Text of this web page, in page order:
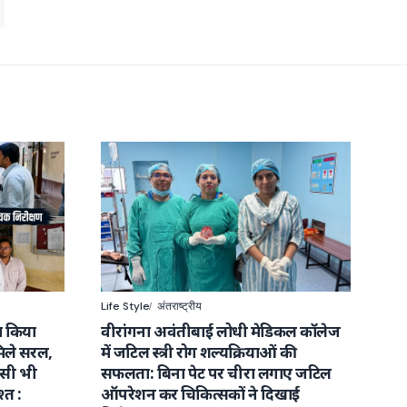
सरल,
भी
:
Life Style अंतराष्ट्रीय
वीरांगना अवंतीबाई लोधी मेडिकल कॉलेज
में जटिल स्त्री रोग शल्यक्रियाओं की
सफलता: बिना पेट पर चीरा लगाए जटिल
ऑपरेशन कर चिकित्सकों ने दिखाई